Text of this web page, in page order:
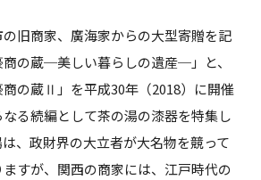
旧商家、廣海家からの大型寄贈を記
の蔵─美しい暮らしの遺産─」と、
の蔵Ⅱ」を平成30年（2018）に開催
る続編として茶の湯の漆器を特集し
、政財界の大立者が大名物を競って
すが、関西の商家には、江戸時代の